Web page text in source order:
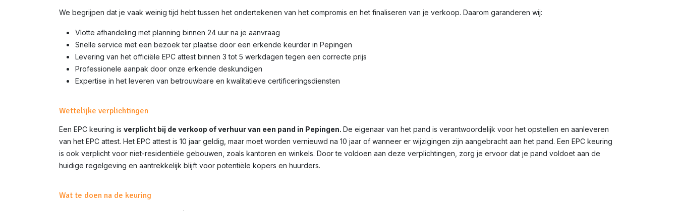
We begrijpen dat je vaak weinig tijd hebt tussen het ondertekenen van het compromis en het finaliseren van je verkoop. Daarom garanderen wij:
Vlotte afhandeling met planning binnen 24 uur na je aanvraag
Snelle service met een bezoek ter plaatse door een erkende keurder in Pepingen
Levering van het officiële EPC attest binnen 3 tot 5 werkdagen tegen een correcte prijs
Professionele aanpak door onze erkende deskundigen
Expertise in het leveren van betrouwbare en kwalitatieve certificeringsdiensten
Wettelijke verplichtingen
Een EPC keuring is verplicht bij de verkoop of verhuur van een pand in Pepingen. De eigenaar van het pand is verantwoordelijk voor het opstellen en aanleveren
van het EPC attest. Het EPC attest is 10 jaar geldig, maar moet worden vernieuwd na 10 jaar of wanneer er wijzigingen zijn aangebracht aan het pand. Een EPC keuring
is ook verplicht voor niet-residentiële gebouwen, zoals kantoren en winkels. Door te voldoen aan deze verplichtingen, zorg je ervoor dat je pand voldoet aan de
huidige regelgeving en aantrekkelijk blijft voor potentiële kopers en huurders.
Wat te doen na de keuring